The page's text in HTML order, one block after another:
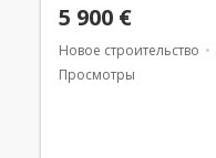
5 900 €
Новое строительство
Просмотры